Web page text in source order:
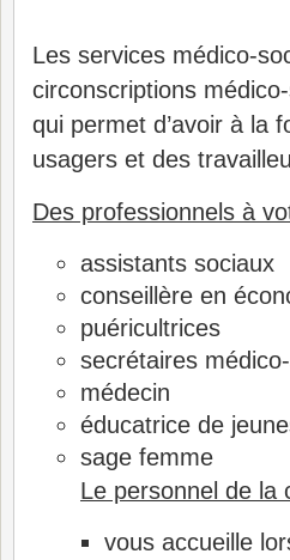
Les services médico-
circonscriptions
qui permet d’avoir à la
usagers et des
Des professionnels à
assistants sociaux
conseillère en
puéricultrices
secrétaires
médecin
éducatrice de
sage femme
Le personnel de la
vous accueille